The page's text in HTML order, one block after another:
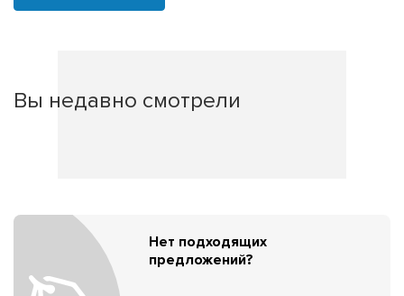
Вы недавно смотрели
Нет подходящих
предложений?